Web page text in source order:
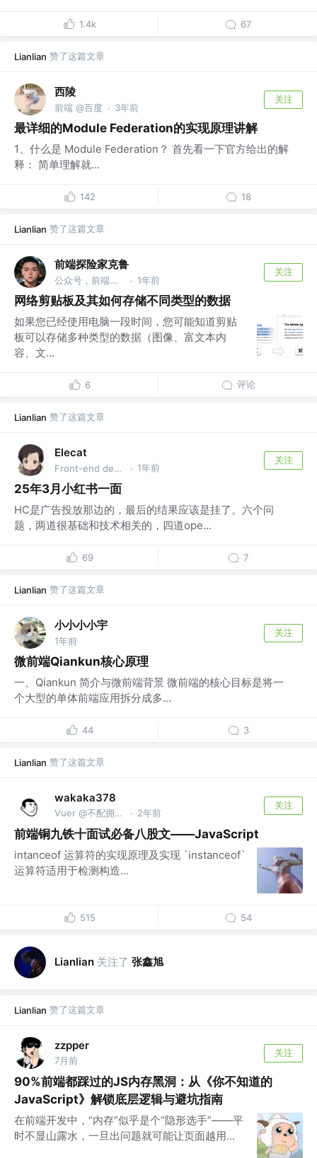
1.4k 67
Lianlian 赞了这篇文章
西陵
前端 @百度 · 3年前
关注
最详细的Module Federation的实现原理讲解
1、什么是 Module Federation？ 首先看一下官方给出的解
释： 简单理解就...
142 18
Lianlian 赞了这篇文章
前端探险家克鲁
公众号，前端探险家克鲁 @反内卷局 · 1年前
关注
网络剪贴板及其如何存储不同类型的数据
如果您已经使用电脑一段时间，您可能知道剪贴
板可以存储多种类型的数据（图像、富文本内
容、文...
6 评论
Lianlian 赞了这篇文章
Elecat
Front-end development · 1年前
关注
25年3月小红书一面
HC是广告投放那边的，最后的结果应该是挂了。六个问
题，两道很基础和技术相关的，四道ope...
69 7
Lianlian 赞了这篇文章
小小小小宇
1年前
关注
微前端Qiankun核心原理
一、Qiankun 简介与微前端背景 微前端的核心目标是将一
个大型的单体前端应用拆分成多...
44 3
Lianlian 赞了这篇文章
wakaka378
Vuer @不配拥有公司 · 2年前
关注
前端铜九铁十面试必备八股文——JavaScript
intanceof 运算符的实现原理及实现 `instanceof`
运算符适用于检测构造...
515 54
Lianlian 关注了 张鑫旭
Lianlian 赞了这篇文章
zzpper
7月前
关注
90%前端都踩过的JS内存黑洞：从《你不知道的
JavaScript》解锁底层逻辑与避坑指南
在前端开发中，“内存”似乎是个“隐形选手”——平
时不显山露水，一旦出问题就可能让页面越用...